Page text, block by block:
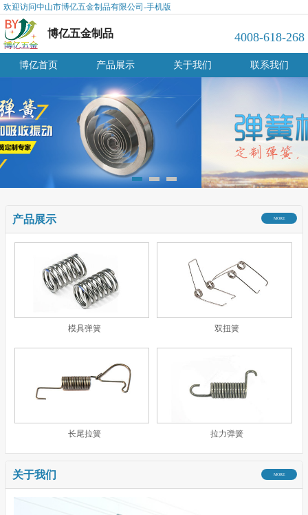
欢迎访问中山市博亿五金制品有限公司-手机版
博亿五金制品 4008-618-268
博亿首页 产品展示 关于我们 联系我们
MORE
产品展示
模具弹簧 双扭簧
长尾拉簧 拉力弹簧
MORE
关于我们